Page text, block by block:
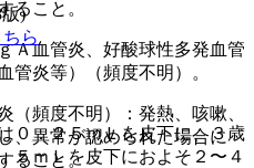
ること。
Ａ血管炎、好酸球性多発血管
管炎等）（頻度不明）。
頻度不明）：発熱、咳嗽、
、異常が認められた場合に
ること。
)
ら
０．２５ｍＬを皮下に、３歳
５ｍＬを皮下におよそ２〜４